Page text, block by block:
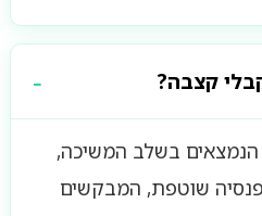
קצבה?
הנמצאים בשלב המשיכה,
שוטפת, המבקשים